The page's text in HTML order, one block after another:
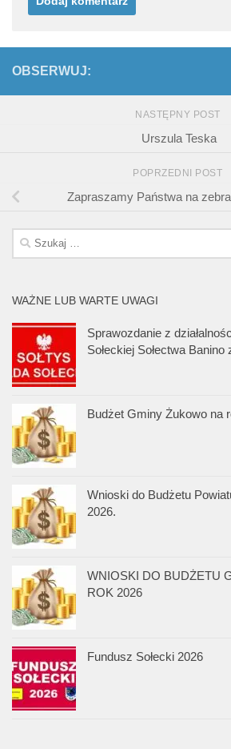
OBSERWUJ:
NASTĘPNY POST
Urszula Teska
POPRZEDNI POST
Zapraszamy Państwa na
Szukaj:
WAŻNE LUB WARTE UWAGI
Sprawozdanie z
Sołeckiej Sołectwa Banino
Budżet Gminy Żukowo na
Wnioski do Budżetu
2026.
WNIOSKI DO BUDŻETU
ROK 2026
Fundusz Sołecki 2026